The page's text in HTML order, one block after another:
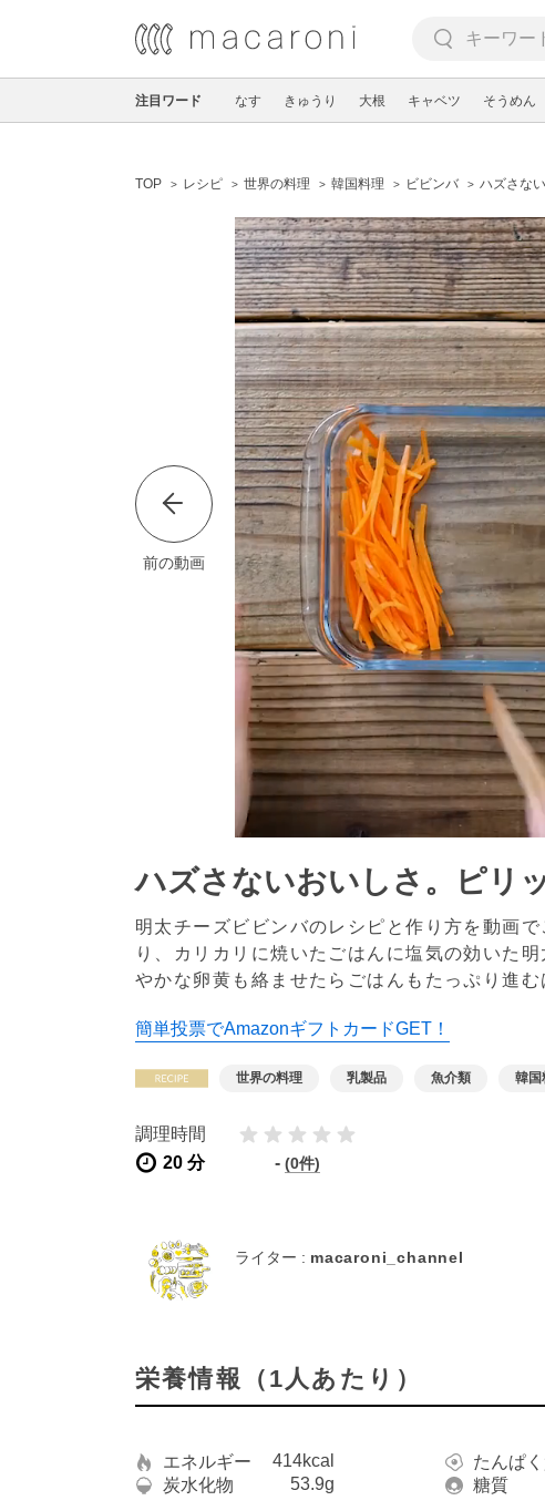
注目ワード なす きゅうり 大根 キャベツ そうめん
TOP レシピ 世界の料理 韓国料理 ビビンバ ハズさな
前の動画
ハズさないおいしさ。ピリ
明太チーズビビンバのレシピと作り方を動画
り、カリカリに焼いたごはんに塩気の効いた
やかな卵黄も絡ませたらごはんもたっぷり進む
簡単投票でAmazonギフトカードGET！
世界の料理 乳製品 魚介類 韓国
調理時間
20 分
- (0件)
ライター : macaroni_channel
栄養情報（1人あたり）
エネルギー 414kcal たんぱ
炭水化物
53.9g 糖質